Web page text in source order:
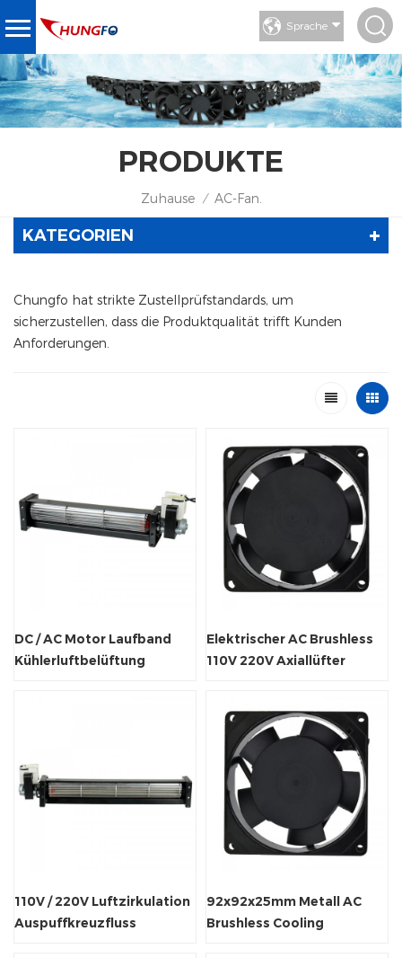
Sprache
PRODUKTE
Zuhause / AC-Fan.
KATEGORIEN
Chungfo hat strikte Zustellprüfstandards, um
sicherzustellen, dass die Produktqualität trifft Kunden
Anforderungen.
DC / AC Motor Laufband
Kühlerluftbelüftung
Elektrischer AC Brushless
110V 220V Axiallüfter
110V / 220V Luftzirkulation
Auspuffkreuzfluss
92x92x25mm Metall AC
Brushless Cooling